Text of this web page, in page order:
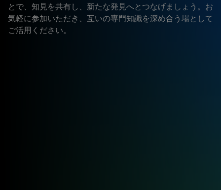
とで、知見を共有し、新たな発見へとつなげましょう。お
気軽に参加いただき、互いの専門知識を深め合う場として
ご活用ください。